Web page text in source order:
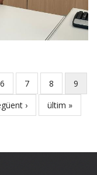
Page
6 Page
7 Page
8
page
9
›
Last
ültim »